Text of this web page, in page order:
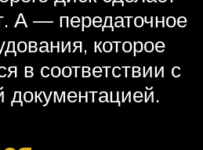
А — передаточное
которое
в соответствии с
документацией.